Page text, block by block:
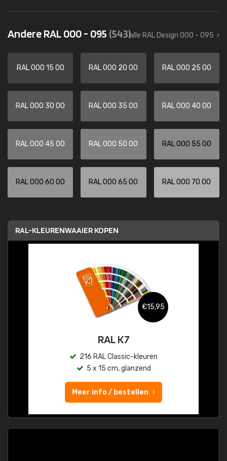
Andere RAL 000 - 095 (543)alle RAL Design 000 - 095
RAL 000 15 00 RAL 000 20 00 RAL 000 25 00
RAL 000 30 00 RAL 000 35 00 RAL 000 40 00
RAL 000 45 00 RAL 000 50 00 RAL 000 55 00
RAL 000 60 00 RAL 000 65 00 RAL 000 70 00
RAL-KLEURENWAAIER KOPEN
€15,95
RAL K7
216 RAL Classic-kleuren
5 x 15 cm, glanzend
Meer info / bestellen